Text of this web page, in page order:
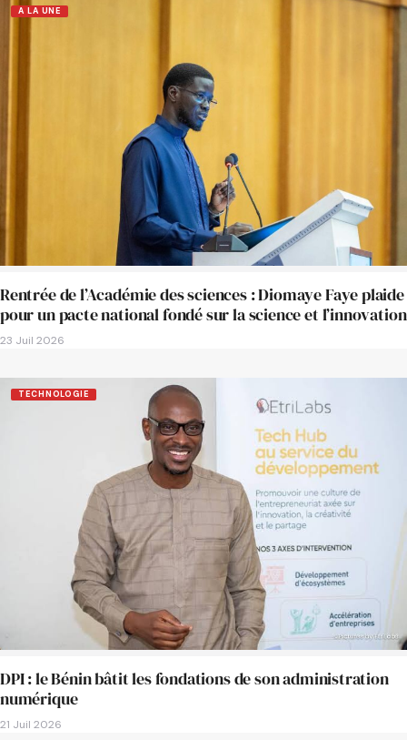
A LA UNE
Rentrée de l’Académie des sciences : Diomaye Faye plaide
pour un pacte national fondé sur la science et l’innovation
23 Juil 2026
TECHNOLOGIE
DPI : le Bénin bâtit les fondations de son administration
numérique
21 Juil 2026